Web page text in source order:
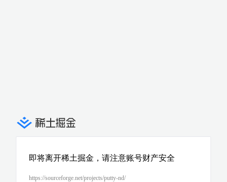
即将离开稀土掘金，请注意账号财产安全
https://sourceforge.net/projects/putty-nd/